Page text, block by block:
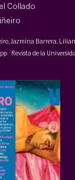
Collado
Jazmina Barrera
· Revista de la